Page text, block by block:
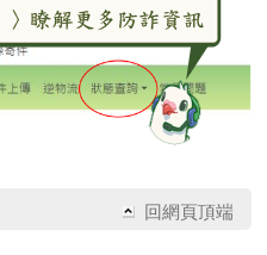
回網頁頂端